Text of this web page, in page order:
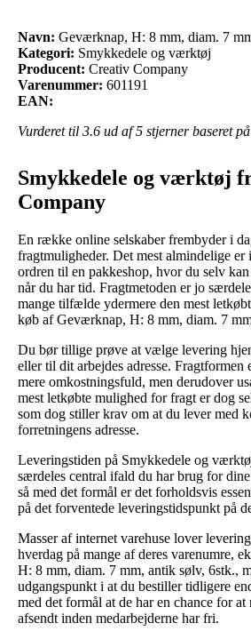
Navn: Geværknap, H: 8 mm, diam. 7
Kategori: Smykkedele og værktøj
Producent: Creativ Company
Varenummer: 601191
EAN:
Vurderet til 3.6 ud af 5 stjerner baseret på
Smykkedele og værktøj
Company
En række online selskaber frembyder i
fragtmuligheder. Det mest almindelige er
ordren til en pakkeshop, hvor du selv
når du har tid. Fragtmetoden er jo
mange tilfælde ydermere den mest
køb af Geværknap, H: 8 mm, diam. 7
Du bør tillige prøve at vælge levering
eller til dit arbejdes adresse. Fragtformen
mere omkostningsfuld, men derudover
mest letkøbte mulighed for fragt er dog
som dog stiller krav om at du lever med
forretningens adresse.
Leveringstiden på Smykkedele og
særdeles central ifald du har brug for
så med det formål er det forholdsvis
på det forventede leveringstidspunkt på
Masser af internet varehuse lover
hverdag på mange af deres varenumre,
H: 8 mm, diam. 7 mm, antik sølv, 6stk.,
udgangspunkt i at du bestiller tidligere
med det formål at de har en chance for at
afsendt inden medarbejderne har fri.